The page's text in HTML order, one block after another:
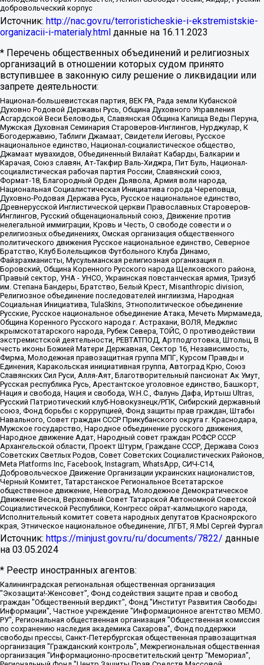
добровольческий корпус
Источник: http://nac.gov.ru/terroristicheskie-i-ekstremistskie-
organizacii-i-materialy.html данные на 16.11.2023
* Перечень общественных объединений и религиозных
организаций в отношении которых судом принято
вступившее в законную силу решение о ликвидации или
запрете деятельности:
Национал-большевистская партия, ВЕК РА, Рада земли Кубанской
Духовно Родовой Державы Русь, Община Духовного Управления
Асгардской Веси Беловодья, Славянская Община Капища Веды Перуна,
Мужская Духовная Семинария Староверов-Инглингов, Нурджулар, К
Богодержавию, Таблиги Джамаат, Свидетели Иеговы, Русское
национальное единство, Национал-социалистическое общество,
Джамаат мувахидов, Объединенный Вилайат Кабарды, Балкарии и
Карачая, Союз славян, Ат-Такфир Валь-Хиджра, Пит Буль, Национал-
социалистическая рабочая партия России, Славянский союз,
Формат-18, Благородный Орден Дьявола, Армия воли народа,
Национальная Социалистическая Инициатива города Череповца,
Духовно-Родовая Держава Русь, Русское национальное единство,
Древнерусской Инглистической церкви Православных Староверов-
Инглингов, Русский общенациональный союз, Движение против
нелегальной иммиграции, Кровь и Честь, О свободе совести и о
религиозных объединениях, Омская организация общественного
политического движения Русское национальное единство, Северное
Братство, Клуб Болельщиков Футбольного Клуба Динамо,
Файзрахманисты, Мусульманская религиозная организация п.
Боровский, Община Коренного Русского народа Щелковского района,
Правый сектор, УНА - УНСО, Украинская повстанческая армия, Тризуб
им. Степана Бандеры, Братство, Белый Крест, Misanthropic division,
Религиозное объединение последователей инглиизма, Народная
Социальная Инициатива, TulaSkins, Этнополитическое объединение
Русские, Русское национальное объединение Атака, Мечеть Мирмамеда,
Община Коренного Русского народа г. Астрахани, ВОЛЯ, Меджлис
крымскотатарского народа, Рубеж Севера, ТОЙС, О противодействии
экстремистской деятельности, РЕВТАТПОД, Артподготовка, Штольц, В
честь иконы Божией Матери Державная, Сектор 16, Независимость,
Фирма, Молодежная правозащитная группа МПГ, Курсом Правды и
Единения, Каракольская инициативная группа, Автоград Крю, Союз
Славянских Сил Руси, Алля-Аят, Благотворительный пансионат Ак Умут,
Русская республика Русь, Арестантское уголовное единство, Башкорт,
Нация и свобода, Нация и свобода, W.H.С., Фалунь Дафа, Иртыш Ultras,
Русский Патриотический клуб-Новокузнецк/РПК, Сибирский державный
союз, Фонд борьбы с коррупцией, Фонд защиты прав граждан, Штабы
Навального, Совет граждан СССР Прикубанского округа г. Краснодара,
Мужское государство, Народное объединение русского движения,
Народное движение Адат, Народный совет граждан РСФСР СССР
Архангельской области, Проект Штурм, Граждане СССР, Держава Союз
Советских Светлых Родов, Совет Советских Социалистических Районов,
Meta Platforms Inc, Facebook, Instagram, WhatsApp, СИЧ-С14,
Добровольческое Движение Организации украинских националистов,
Черный Комитет, Татарстанское Региональное Всетатарское
общественное движение, Невоград, Молодежное Демократическое
Движение Весна, Верховный Совет Татарской Автономной Советской
Социалистической Республики, Конгресс ойрат-калмыцкого народа,
Исполнительный комитет совета народных депутатов Красноярского
края, Этническое национальное объединение, ЛГБТ, Я.МЫ Сергей Фургал
Источник: https://minjust.gov.ru/ru/documents/7822/ данные
на 03.05.2024
* Реестр иностранных агентов:
Калининградская региональная общественная организация "Экозащита!-Женсовет", Фонд содействия защите прав и свобод граждан "Общественный вердикт", Фонд "Институт Развития Свободы Информации", Частное учреждение "Информационное агентство МЕМО. РУ", Региональная общественная организация "Общественная комиссия по сохранению наследия академика Сахарова", Фонд поддержки свободы прессы, Санкт-Петербургская общественная правозащитная организация "Гражданский контроль", Межрегиональная общественная организация "Информационно-просветительский центр "Мемориал", Региональный Фонд "Центр Защиты Прав Средств Массовой Информации", с 05.12.2023 Фонд "Центр Защиты Прав Средств массовой информации", Региональная общественная благотворительная организация помощи беженцам и мигрантам "Гражданское содействие", Негосударственное образовательное учреждение дополнительного профессионального образования (повышение квалификации) специалистов "АКАДЕМИЯ ПО ПРАВАМ ЧЕЛОВЕКА", Свердловская региональная общественная организация "Сутяжник", Автономная некоммерческая организация "Центр независимых социологических исследований", Союз общественных объединений "Российский исследовательский центр по правам человека", Региональное общественное учреждение научно-информационный центр "МЕМОРИАЛ", Некоммерческая организация "Фонд защиты гласности", Автономная некоммерческая организация "Институт прав человека", Городская общественная организация "Екатеринбургское общество "МЕМОРИАЛ", Городская общественная организация "Рязанское историко-просветительское и правозащитное общество "Мемориал" (Рязанский Мемориал), Челябинский региональный орган общественной самодеятельности – женское общественное объединение "Женщины Евразии", Челябинский региональный орган общественной самодеятельности "Уральская правозащитная группа", Фонд содействия защите здоровья и социальной справедливости имени Андрея Рылькова, Автономная Некоммерческая Организация "Аналитический Центр Юрия Левады", Автономная некоммерческая организация социальной поддержки населения "Проект Апрель", Региональная общественная организация помощи женщинам и детям, находящимся в кризисной ситуации "Информационно-методический центр "Анна", Фонд содействия развитию массовых коммуникаций и правовому просвещению "Так-так-Так", Фонд содействия устойчивому развитию "Серебряная тайга", Свердловский региональный общественный фонд социальных проектов "Новое время", "Idel.Реалии", Кавказ.Реалии, Крым.Реалии, Телеканал Настоящее Время, Татаро-башкирская служба Радио Свобода (Azatliq Radiosi), Радио Свободная Европа/Радио Свобода (PCE/PC), "Сибирь.Реалии", "Фактограф", Благотворительный фонд помощи осужденным и их семьям, Автономная некоммерческая организация "Институт глобализации и социальных движений", Фонд "В защиту прав заключенных", Частное учреждение "Центр поддержки и содействия развитию средств массовой информации", Пензенский региональный общественный благотворительный фонд "Гражданский союз", "Север.Реалии", Некоммерческая организация Фонд "Правовая инициатива", Общество с ограниченной ответственностью "Радио Свободная Европа/Радио Свобода", Чешское информационное агентство "MEDIUM-ORIENT", Красноярская региональная общественная организация "Мы против СПИДа", Камалягин Денис Николаевич, Маркелов Сергей Евгеньевич, Пономарев Лев Александрович, Савицкая Людмила Алексеевна, Автономная некоммерческая организация "Центр по работе с проблемой насилия "НАСИЛИЮ.НЕТ", Межрегиональный профессиональный союз работников здравоохранения "Альянс врачей", Юридическое лицо, зарегистрированное в Латвийской Республике, SIA "Medusa Project" (регистрационный номер 40103797863, дата регистрации 10.06.2014), Некоммерческая организация "Фонд по борьбе с коррупцией", Автономная некоммерческая организация "Институт права и публичной политики", Баданин Роман Сергеевич, Гликин Максим Александрович, Железнова Мария Михайловна, Лукьянова Юлия Сергеевна, Маетная Елизавета Витальевна, Маняхин Петр Борисович, Чуракова Ольга Владимировна, Ярош Юлия Петровна, Юридическое лицо "The Insider SIA", зарегистрированное в Риге, Латвийская Республика (дата регистрации 26.06.2015), являющееся администратором доменного имени интернет-издания "The Insider SIA", https://theins.ru, Постернак Алексей Евгеньевич, Рубин Михаил Аркадьевич, Анин Роман Александрович, Юридическое лицо Istories fonds, зарегистрированное в Латвийской Республике (регистрационный номер 50008295751, дата регистрации 24.02.2020), Великовский Дмитрий Александрович, Долинина Ирина Николаевна, Мароховская Алеся Алексеевна, Шлейнов Роман Юрьевич, Шмагун Олеся Валентиновна, Общество с ограниченной ответственностью "Альтаир 2021", Общество с ограниченной ответственностью "Вега 2021", Общество с ограниченной ответственностью "Главный редактор 2021", Общество с ограниченной ответственностью "Ромашки монолит", Важенков Артем Валерьевич, Ивановская областная общественная организация "Центр гендерных исследований", Гурман Юрий Альбертович, Медиапроект "ОВД-Инфо", Егоров Владимир Владимирович, Жилинский Владимир Александрович, Общество с ограниченной ответственностью "ЗП", Иванова София Юрьевна, Карезина Инна Павловна, Кильтау Екатерина Викторовна, Петров Алексей Викторович, Пискунов Сергей Евгеньевич, Смирнов Сергей Сергеевич, Тихонов Михаил Сергеевич, Общество с ограниченной ответственностью "ЖУРНАЛИСТ-ИНОСТРАННЫЙ АГЕНТ", Арапова Галина Юрьевна, Вольтская Татьяна Анатольевна, Американская компания "Mason G.E.S. Anonymous Foundation" (США), являющаяся владельцем интернет-издания https://mnews.world/, Компания "Stichting Bellingcat", зарегистрированная в Нидерландах (дата регистрации 11.07.2018), Захаров Андрей Вячеславович, Клепиковская Екатерина Дмитриевна, Общество с ограниченной ответственностью "МЕМО", Перл Роман Александрович, Симонов Евгений Алексеевич, Соловьева Елена Анатольевна, Сотников Даниил Владимирович, Сурначева Елизавета Дмитриевна, Автономная некоммерческая организация по защите прав человека и информированию населения "Якутия – Наше Мнение", Общество с ограниченной ответственностью "Москоу диджитал медиа", с 26.01.2023 Общество с ограниченной ответственностью "Чайка Белые сады", Ветошкина Валерия Валерьевна, Заговора Максим Александрович, Межрегиональное общественное движение "Российская ЛГБТ - сеть", Оленичев Максим Владимирович, Павлов Иван Юрьевич, Скворцова Елена Сергеевна, Общество с ограниченной ответственностью "Как бы инагент", Кочетков Игорь Викторович, Общество с ограниченной ответственностью "Честные выборы", Еланчик Олег Александрович, Общество с ограниченной ответственностью "Нобелевский призыв", Гималова Регина Эмилевна, Григорьев Андрей Валерьевич, Григорьева Алина Александровна, Ассоциация по содействию защите прав призывников, альтернативнослужащих и военнослужащих "Правозащитная группа "Гражданин.Армия.Право", Хисамова Регина Фаритовна, Автономная некоммерческая организация по реализации социально-правовых программ "Лилит", Дальневосточное общественное движение "Маяк", Санкт-Петербургская ЛГБТ-инициативная группа "Выход", Инициативная группа ЛГБТ+ "Реверс", Алексеев Андрей Викторович, Бекбулатова Таисия Львовна, Беляев Иван Михайлович, Владыкина Елена Сергеевна, Гельман Марат Александрович, Никульшина Вероника Юрьевна, Толоконникова Надежда Андреевна, Шендерович Виктор Анатольевич, Общество с ограниченной ответственностью "Данное сообщение", Общество с ограниченной ответственностью Издательский дом "Новая глава", Айнбиндер Александра Александровна, Московский комьюнити-центр для ЛГБТ+инициатив, Благотворительный фонд развития филантропии, Deutsche Welle (Германия, Kurt-Schumacher-Strasse 3, 53113 Bonn), Борзунова Мария Михайловна, Воробьев Виктор Викторович, Голубева Анна Львовна, Константинова Алла Михайловна, Малкова Ирина Владимировна, Мурадов Мурад Абдулгалимович, Осетинская Елизавета Николаевна, Понасенков Евгений Николаевич, Ганапольский Матвей Юрьевич, Киселев Евгений Алексеевич, Борухович Ирина Григорьевна, Дремин Иван Тимофеевич, Дубровский Дмитрий Викторович, Красноярская региональная общественная организация поддержки и развития альтернативных образовательных технологий и межкультурных коммуникаций "ИНТЕРРА", Маяковская Екатерина Алексеевна, Фейгин Марк Захарович, Филимонов Андрей Викторович, Дзугкоева Регина Николаевна, Доброхотов Роман Александрович, Дудь Юрий Александрович, Елкин Сергей Владимирович, Кругликов Кирилл Игоревич, Сабунаева Мария Леонидовна, Семенов Алексей Владимирович, Шаинян Карен Багратович, Шульман Екатерина Михайловна, Асафьев Артур Валерьевич, Вахштайн Виктор Семенович, Венедиктов Алексей Алексеевич, Лушникова Екатерина Евгеньевна, Волков Леонид Михайлович, Невзоров Александр Глебович, Пархоменко Сергей Борисович, Сироткин Ярослав Николаевич, Кара-Мурза Владимир Владимирович, Баранова Наталья Владимировна, Гозман Леонид Яковлевич, Кагарлицкий Борис Юльевич, Климарев Михаил Валерьевич, Милов Владимир Станиславович, Автономная некоммерческая организация Краснодарский центр современного искусства "Типография", Моргенштерн Алишер Тагирович, Соболь Любовь Эдуардовна, Общество с ограниченной ответственностью "ЛИЗА НОРМ", Каспаров Гарри Кимович, Ходорковский Михаил Борисович, Общество с ограниченной ответственностью "Апрельские тезисы", Данилович Ирина Брониславовна, Кашин Олег Владимирович, Петров Николай Владимирович, Пивоваров Алексей Владимирович, Соколов Михаил Владимирович, Цветкова Юлия Владимировна, Чичваркин Евгений Александрович, Комитет против пыток/Команда против пыток, Общество с ограниченной ответственностью "Первый научный", Общество с ограниченной ответственностью "Вертолет и ко", Белоцерковская Вероника Борисовна, Кац Максим Евгеньевич, Лазарева Татьяна Юрьевна, Шаведдинов Руслан Табризович, Яшин Илья Валерьевич, Общество с ограниченной ответственностью "Иноагент ААВ", Алешковский Дмитрий Петрович, Альбац Евгения Марковна, Быков Дмитрий Львович, Галямина Юлия Евгеньевна, Лойко Сергей Леонидович, Мартынов Кирилл Константинович, Медведев Сергей Александрович, Крашенинников Федор Геннадиевич, Гордеева Катерина Вл